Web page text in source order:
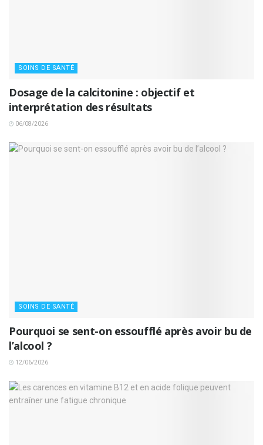
SOINS DE SANTÉ
Dosage de la calcitonine : objectif et
interprétation des résultats
06/08/2026
SOINS DE SANTÉ
Pourquoi se sent-on essoufflé après avoir bu de
l’alcool ?
12/06/2026